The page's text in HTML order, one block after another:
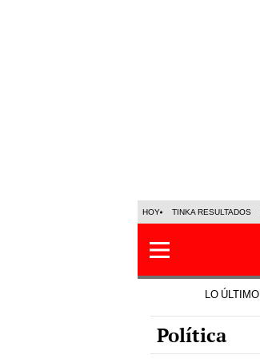
HOY TINKA RESULTADOS
LO ÚLTIMO
Política